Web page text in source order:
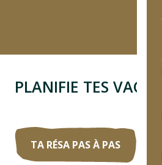
PLANIFIE TES
TA RÉSA PAS À PAS